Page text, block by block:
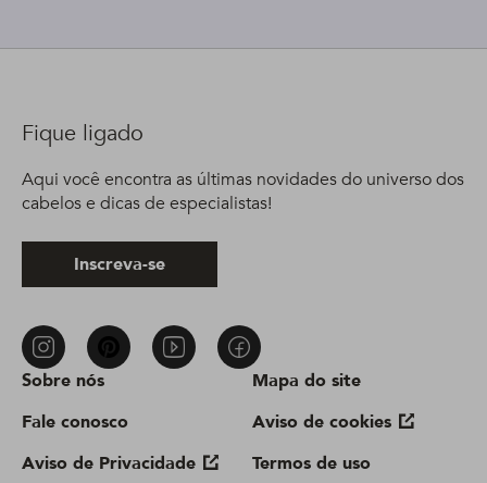
Sobre nós
Fale conosco
Aviso de Privacidade
Mapa do site
Aviso de cookies
Termos de uso
Fique ligado
Aqui você encontra as últimas novidades do universo dos
cabelos e dicas de especialistas!
Inscreva-se